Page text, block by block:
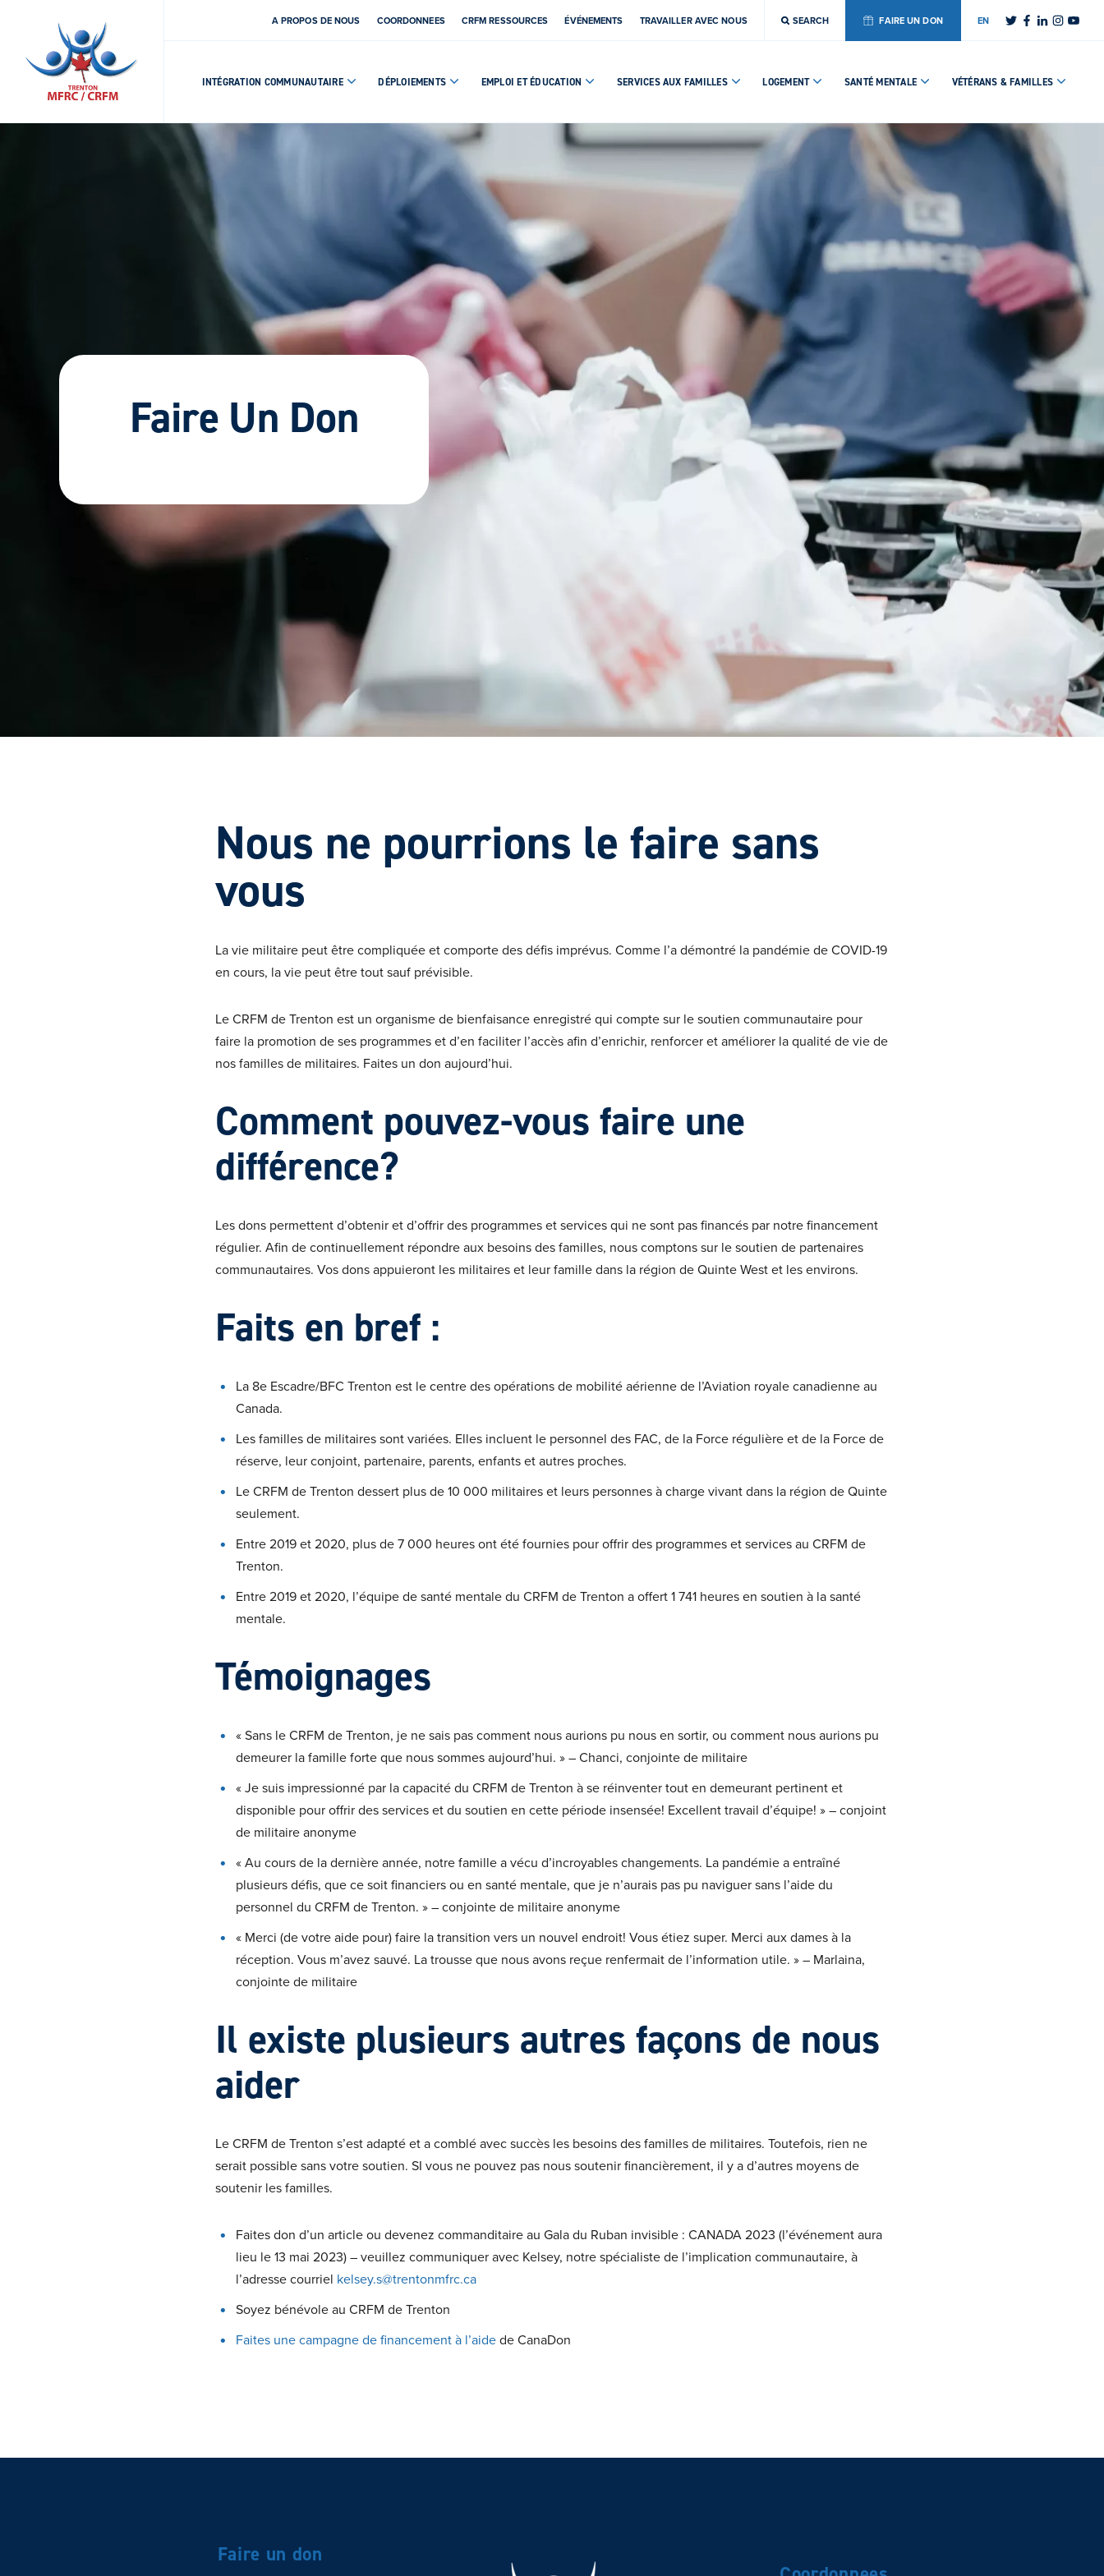
A PROPOS DE NOUS COORDONNEES CRFM RESSOURCES ÉVÉNEMENTS TRAVAILLER AVEC NOUS SEARCH FAIRE UN DON EN
INTÉGRATION COMMUNAUTAIRE DÉPLOIEMENTS EMPLOI ET ÉDUCATION SERVICES AUX FAMILLES LOGEMENT SANTÉ MENTALE VÉTÉRANS & FAMILLES
Faire Un Don
Nous ne pourrions le faire sans
vous
La vie militaire peut être compliquée et comporte des défis imprévus. Comme l’a démontré la pandémie de COVID-19
en cours, la vie peut être tout sauf prévisible.
Le CRFM de Trenton est un organisme de bienfaisance enregistré qui compte sur le soutien communautaire pour
faire la promotion de ses programmes et d’en faciliter l’accès afin d’enrichir, renforcer et améliorer la qualité de vie de
nos familles de militaires. Faites un don aujourd’hui.
Comment pouvez-vous faire une
différence?
Les dons permettent d’obtenir et d’offrir des programmes et services qui ne sont pas financés par notre financement
régulier. Afin de continuellement répondre aux besoins des familles, nous comptons sur le soutien de partenaires
communautaires. Vos dons appuieront les militaires et leur famille dans la région de Quinte West et les environs.
Faits en bref :
La 8e Escadre/BFC Trenton est le centre des opérations de mobilité aérienne de l’Aviation royale canadienne au
Canada.
Les familles de militaires sont variées. Elles incluent le personnel des FAC, de la Force régulière et de la Force de
réserve, leur conjoint, partenaire, parents, enfants et autres proches.
Le CRFM de Trenton dessert plus de 10 000 militaires et leurs personnes à charge vivant dans la région de Quinte
seulement.
Entre 2019 et 2020, plus de 7 000 heures ont été fournies pour offrir des programmes et services au CRFM de
Trenton.
Entre 2019 et 2020, l’équipe de santé mentale du CRFM de Trenton a offert 1 741 heures en soutien à la santé
mentale.
Témoignages
« Sans le CRFM de Trenton, je ne sais pas comment nous aurions pu nous en sortir, ou comment nous aurions pu
demeurer la famille forte que nous sommes aujourd’hui. » – Chanci, conjointe de militaire
« Je suis impressionné par la capacité du CRFM de Trenton à se réinventer tout en demeurant pertinent et
disponible pour offrir des services et du soutien en cette période insensée! Excellent travail d’équipe! » – conjoint
de militaire anonyme
« Au cours de la dernière année, notre famille a vécu d’incroyables changements. La pandémie a entraîné
plusieurs défis, que ce soit financiers ou en santé mentale, que je n’aurais pas pu naviguer sans l’aide du
personnel du CRFM de Trenton. » – conjointe de militaire anonyme
« Merci (de votre aide pour) faire la transition vers un nouvel endroit! Vous étiez super. Merci aux dames à la
réception. Vous m’avez sauvé. La trousse que nous avons reçue renfermait de l’information utile. » – Marlaina,
conjointe de militaire
Il existe plusieurs autres façons de nous
aider
Le CRFM de Trenton s’est adapté et a comblé avec succès les besoins des familles de militaires. Toutefois, rien ne
serait possible sans votre soutien. SI vous ne pouvez pas nous soutenir financièrement, il y a d’autres moyens de
soutenir les familles.
Faites don d’un article ou devenez commanditaire au Gala du Ruban invisible : CANADA 2023 (l’événement aura
lieu le 13 mai 2023) – veuillez communiquer avec Kelsey, notre spécialiste de l’implication communautaire, à
l’adresse courriel kelsey.s@trentonmfrc.ca
Soyez bénévole au CRFM de Trenton
Faites une campagne de financement à l’aidede CanaDon
Faire un don